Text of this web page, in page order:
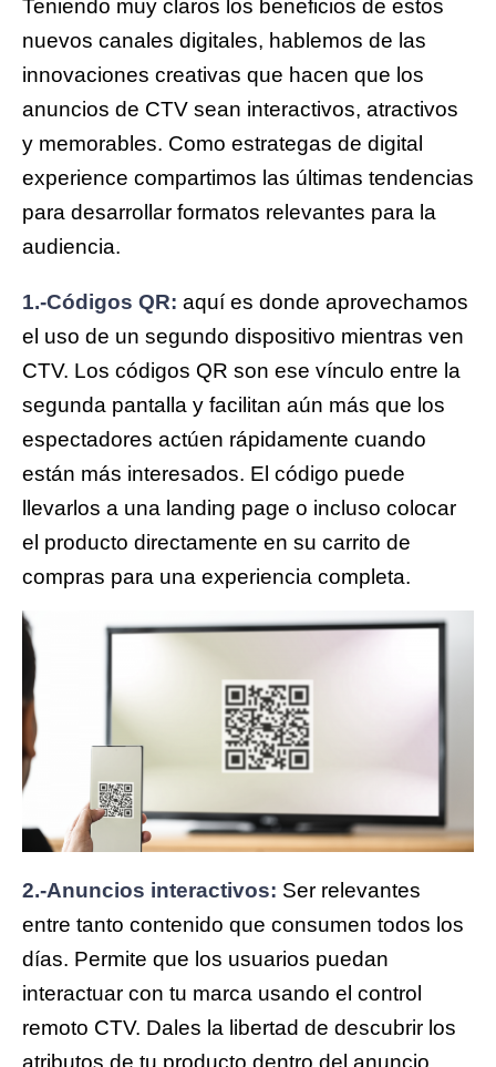
Teniendo muy claros los beneficios de estos
nuevos canales digitales, hablemos de las
innovaciones creativas que hacen que los
anuncios de CTV sean interactivos, atractivos
y memorables. Como estrategas de digital
experience compartimos las últimas tendencias
para desarrollar formatos relevantes para la
audiencia.
1.-Códigos QR: aquí es donde aprovechamos
el uso de un segundo dispositivo mientras ven
CTV. Los códigos QR son ese vínculo entre la
segunda pantalla y facilitan aún más que los
espectadores actúen rápidamente cuando
están más interesados. El código puede
llevarlos a una landing page o incluso colocar
el producto directamente en su carrito de
compras para una experiencia completa.
2.-Anuncios interactivos: Ser relevantes
entre tanto contenido que consumen todos los
días. Permite que los usuarios puedan
interactuar con tu marca usando el control
remoto CTV. Dales la libertad de descubrir los